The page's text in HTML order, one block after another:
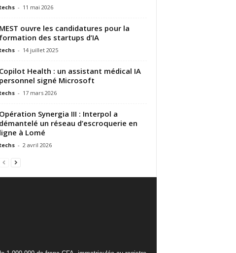
- 11 mai 2026
MEST ouvre les candidatures pour la
formation des startups d’IA
- 14 juillet 2025
Copilot Health : un assistant médical IA
personnel signé Microsoft
- 17 mars 2026
Opération Synergia III : Interpol a
démantelé un réseau d’escroquerie en
ligne à Lomé
- 2 avril 2026